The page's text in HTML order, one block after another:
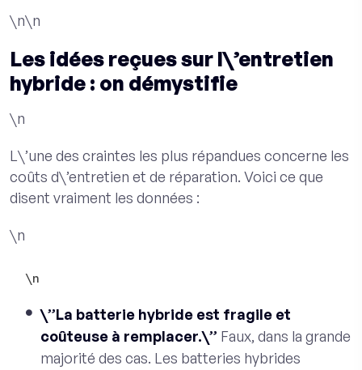
\n\n
Les idées reçues sur l\’entretien
hybride : on démystifie
\n
L\’une des craintes les plus répandues concerne les
coûts d\’entretien et de réparation. Voici ce que
disent vraiment les données :
\n
\n
\”La batterie hybride est fragile et
coûteuse à remplacer.\” Faux, dans la grande
majorité des cas. Les batteries hybrides